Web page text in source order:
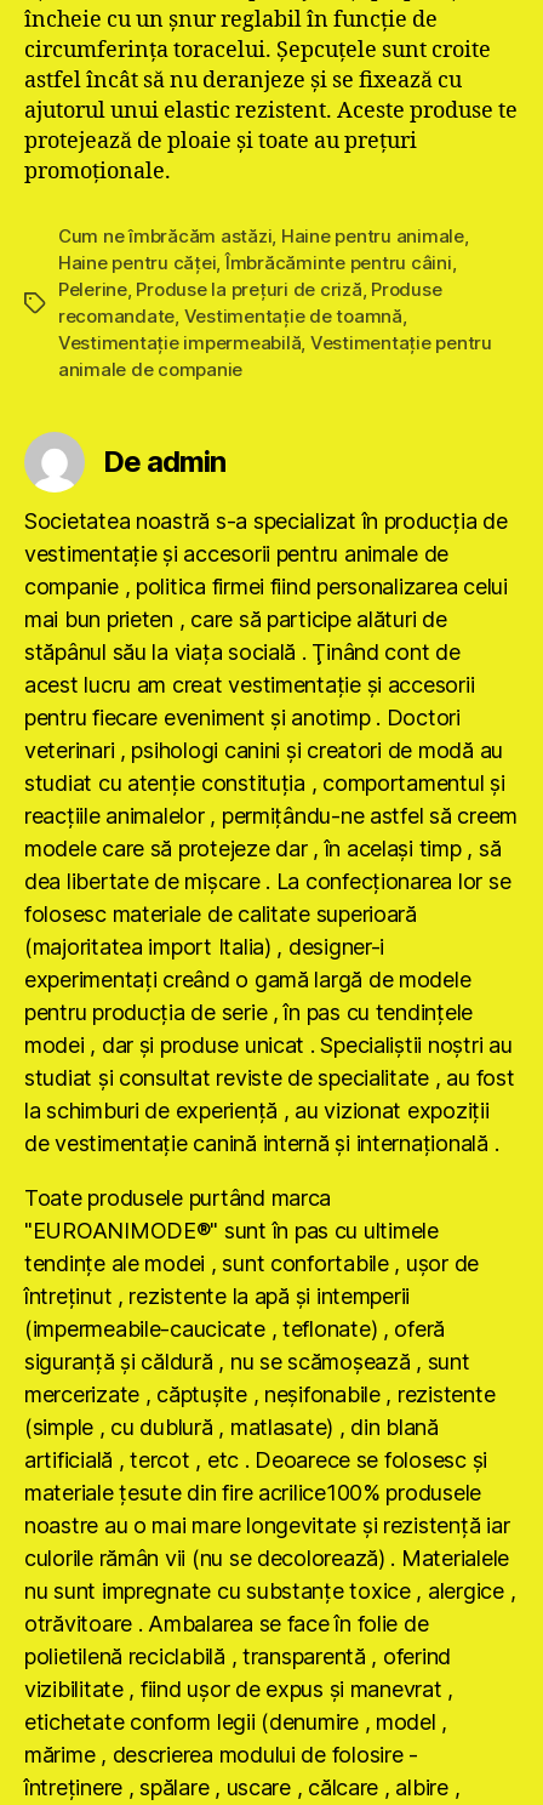
încheie cu un şnur reglabil în funcţie de
circumferinţa toracelui. Şepcuţele sunt croite
astfel încât să nu deranjeze şi se fixează cu
ajutorul unui elastic rezistent. Aceste produse te
protejează de ploaie şi toate au preţuri
promoţionale.
Etichete
Cum ne îmbrăcăm astăzi Haine pentru animale,
Haine pentru căţei ,Îmbrăcăminte pentru câini
Pelerine, Produse la prețuri de criză Produse
recomandate Vestimentaţie de toamnă
Vestimentaţie impermeabilă Vestimentație pentru
animale de companie
De admin
Societatea noastră s-a specializat în producţia de
vestimentaţie şi accesorii pentru animale de
companie , politica firmei fiind personalizarea celui
mai bun prieten , care să participe alături de
stăpânul său la viaţa socială . Ţinând cont de
acest lucru am creat vestimentaţie şi accesorii
pentru fiecare eveniment şi anotimp . Doctori
veterinari , psihologi canini şi creatori de modă au
studiat cu atenţie constituţia , comportamentul şi
reacţiile animalelor , permiţându-ne astfel să creem
modele care să protejeze dar , în acelaşi timp , să
dea libertate de mişcare . La confecţionarea lor se
folosesc materiale de calitate superioară
(majoritatea import Italia) , designer-i
experimentaţi creând o gamă largă de modele
pentru producţia de serie , în pas cu tendinţele
modei , dar şi produse unicat . Specialiştii noştri au
studiat şi consultat reviste de specialitate , au fost
la schimburi de experienţă , au vizionat expoziţii
de vestimentaţie canină internă şi internaţională .
Toate produsele purtând marca
"EUROANIMODE®" sunt în pas cu ultimele
tendinţe ale modei , sunt confortabile , uşor de
întreţinut , rezistente la apă şi intemperii
(impermeabile-caucicate , teflonate) , oferă
siguranţă şi căldură , nu se scămoşează , sunt
mercerizate , căptuşite , neşifonabile , rezistente
(simple , cu dublură , matlasate) , din blană
artificială , tercot , etc . Deoarece se folosesc şi
materiale ţesute din fire acrilice100% produsele
noastre au o mai mare longevitate şi rezistenţă iar
culorile rămân vii (nu se decolorează) . Materialele
nu sunt impregnate cu substanţe toxice , alergice ,
otrăvitoare . Ambalarea se face în folie de
polietilenă reciclabilă , transparentă , oferind
vizibilitate , fiind uşor de expus şi manevrat ,
etichetate conform legii (denumire , model ,
mărime , descrierea modului de folosire -
întreţinere , spălare , uscare , călcare , albire ,